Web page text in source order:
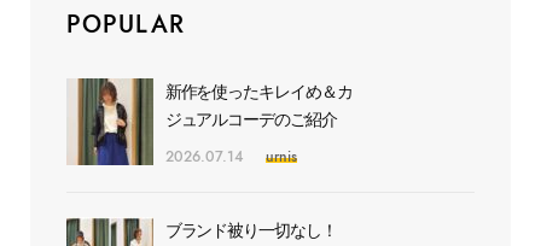
POPULAR
新作を使ったキレイめ＆カ
ジュアルコーデのご紹介
2026.07.14 urnis
ブランド被り一切なし！